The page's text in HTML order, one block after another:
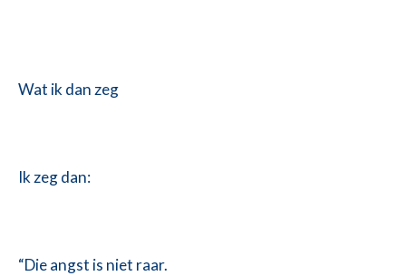
Wat ik dan zeg
Ik zeg dan:
“Die angst is niet raar.